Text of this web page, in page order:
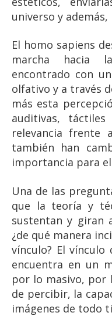
universo y
El homo sapiens
marcha hacia
encontrado con
olfativo y a través
más esta
auditivas,
relevancia frente
también han
importancia para
Una de las
que la teoría y
sustentan y giran
¿de qué manera
vínculo? El
encuentra en un
por lo masivo, por
de percibir, la
imágenes de todo